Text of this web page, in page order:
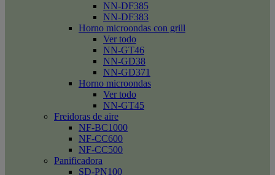
NN-DF385
NN-DF383
Horno microondas con grill
Ver todo
NN-GT46
NN-GD38
NN-GD371
Horno microondas
Ver todo
NN-GT45
Freidoras de aire
NF-BC1000
NF-CC600
NF-CC500
Panificadora
SD-PN100